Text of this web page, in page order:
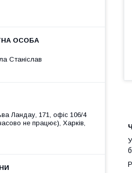
Станіслав
Ландау, 171, офіс 106/4
не працює), Харків,